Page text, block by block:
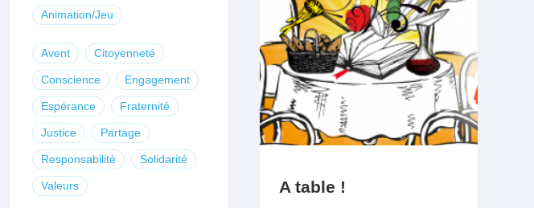
Animation/Jeu
Avent Citoyenneté
Conscience Engagement
Espérance Fraternité
Justice Partage
Responsabilité Solidarité
Valeurs A table !